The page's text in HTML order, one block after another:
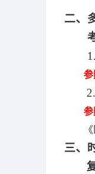
二、
1
参
参
三、